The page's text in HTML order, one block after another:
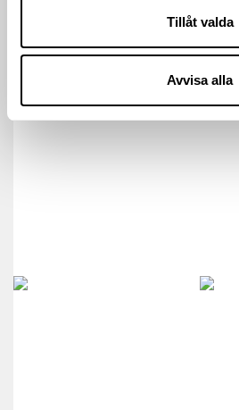
Tillåt valda
Avvisa alla